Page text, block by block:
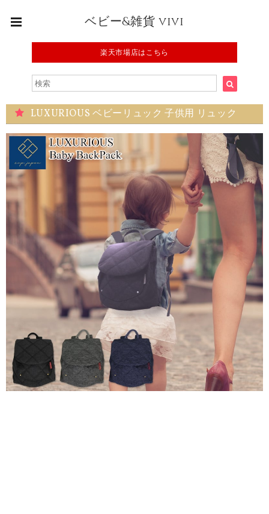
ベビー&雑貨 vivi
楽天市場店はこちら
LUXURIOUS ベビーリュック 子供用 リュック